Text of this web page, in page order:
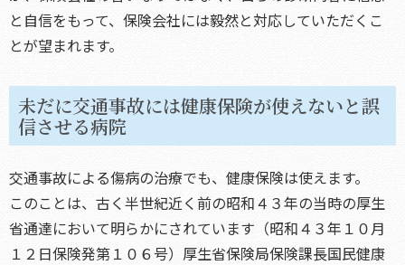
と自信をもって、保険会社には毅然と対応していただくこ
とが望まれます。
未だに交通事故には健康保険が使えないと誤
信させる病院
交通事故による傷病の治療でも、健康保険は使えます。
このことは、古く半世紀近く前の昭和４３年の当時の厚生
省通達において明らかにされています（昭和４３年１０月
１２日保険発第１０６号）厚生省保険局保険課長国民健康